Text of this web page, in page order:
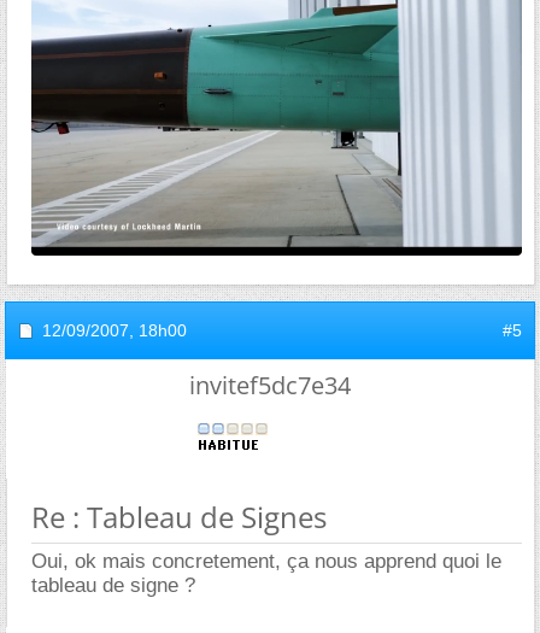
12/09/2007, 18h00 #5
invitef5dc7e34
Re : Tableau de Signes
Oui, ok mais concretement, ça nous apprend quoi le
tableau de signe ?